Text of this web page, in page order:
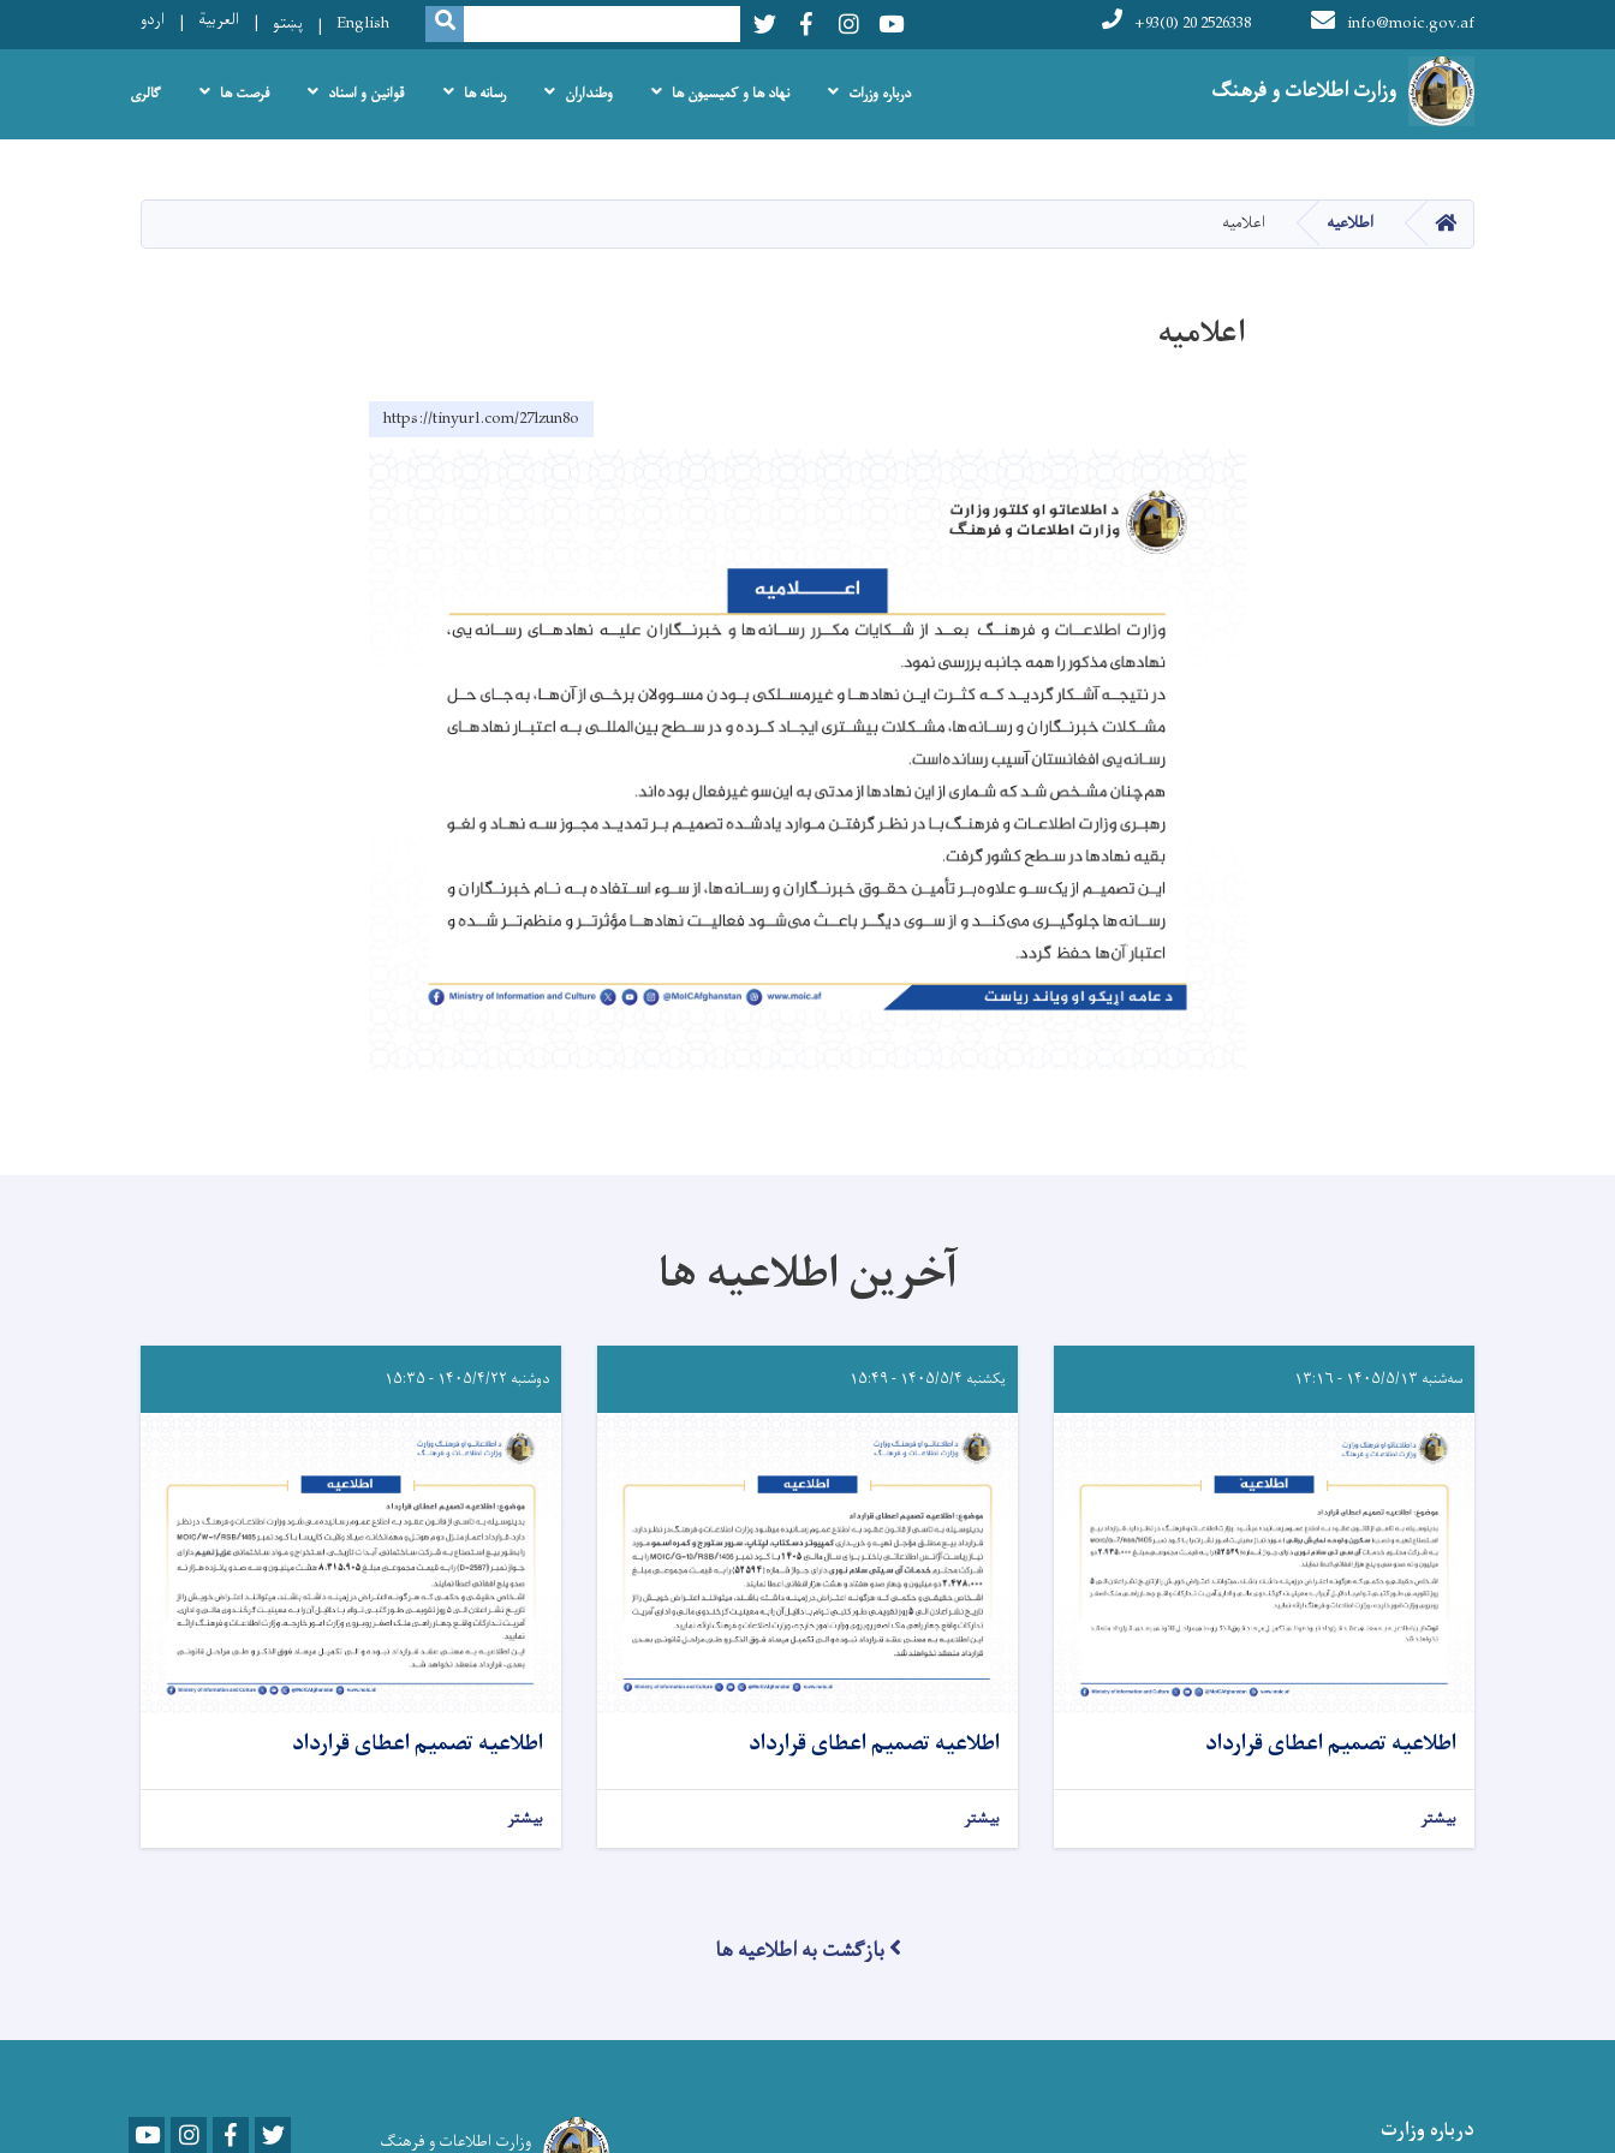
content
وزارت اطلاعات و فرهنگ
info@moic.gov.af
+93(0) 20 2526338
Youtube
LinkedIn
Facebook
Twitter
Search
SEARCH
English پښتو العربية اردو
Main navigation
درباره وزرات نهاد ها و کمیسیون ها وطنداران رسانه ها قوانین و اسناد فرصت ها گالری
صفحه اصلیاطلاعیه اعلامیه
اعلامیه
https://tinyurl.com/27lzun8o
آخرین اطلاعیه ها
سه‌شنبه ۱۴۰۵/۵/۱۳ - ۱۳:۱۶
اطلاعیه تصمیم اعطای قرارداد
بیشتر
یکشنبه ۱۴۰۵/۵/۴ - ۱۵:۴۹
اطلاعیه تصمیم اعطای قرارداد
بیشتر
دوشنبه ۱۴۰۵/۴/۲۲ - ۱۵:۳۵
اطلاعیه تصمیم اعطای قرارداد
بیشتر
بازگشت به اطلاعیه ها
درباره وزارت وزارت اطلاعات و فرهنگ YoutubeLinkedInFacebook